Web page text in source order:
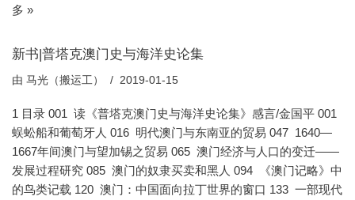
多 »
新书|普塔克澳门史与海洋史论集
由 马光（搬运工） 2019-01-15
1 目录 001 读《普塔克澳门史与海洋史论集》感言/金国平 001
蜈蚣船和葡萄牙人 016 明代澳门与东南亚的贸易 047 1640—
1667年间澳门与望加锡之贸易 065 澳门经济与人口的变迁——
发展过程研究 085 澳门的奴隶买卖和黑人 094 《澳门记略》中
的鸟类记载 120 澳门：中国面向拉丁世界的窗口 133 一部现代